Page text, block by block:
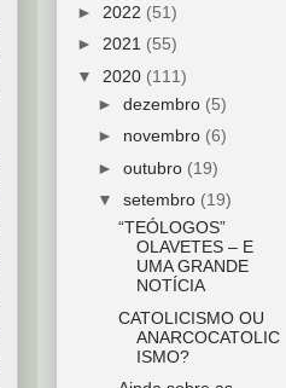
► 2022 (51)
► 2021 (55)
▼ 2020 (111)
► dezembro (5)
► novembro (6)
► outubro (19)
▼ setembro (19)
“TEÓLOGOS”
OLAVETES – E
UMA GRANDE
NOTÍCIA
CATOLICISMO OU
ANARCOCATOLIC
ISMO?